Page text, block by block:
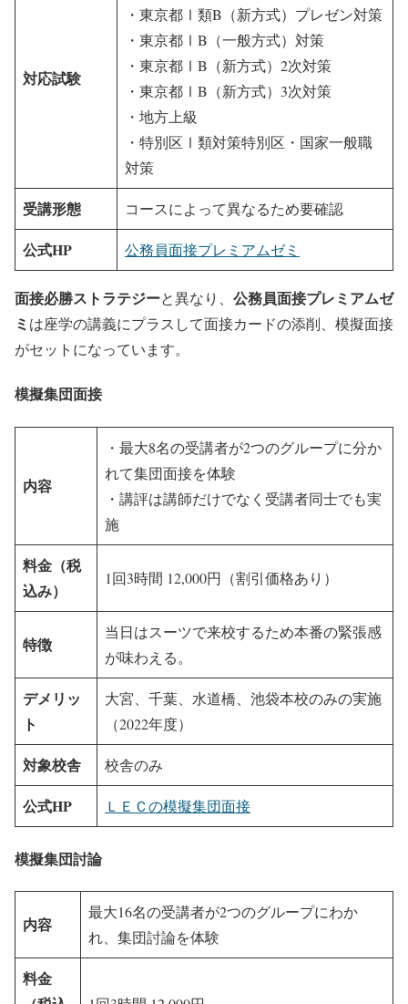
対応試験
・東京都Ⅰ類B（新方式）プレゼン対策
・東京都ⅠB（一般方式）対策
・東京都ⅠB（新方式）2次対策
・東京都ⅠB（新方式）3次対策
・地方上級
・特別区Ⅰ類対策特別区・国家一般職
対策
受講形態 コースによって異なるため要確認
公式HP 公務員面接プレミアムゼミ
面接必勝ストラテジーと異なり、 公務員面接プレミアムゼ
ミ は座学の講義にプラスして面接カードの添削、模擬面接
がセットになっています。
模擬集団面接
内容
・最大8名の受講者が2つのグループに分か
れて集団面接を体験
・講評は講師だけでなく受講者同士でも実
施
料金（税
込み）
1回3時間 12,000円（割引価格あり）
特徴
当日はスーツで来校するため本番の緊張感
が味わえる。
デメリッ
ト
大宮、千葉、水道橋、池袋本校のみの実施
（2022年度）
対象校舎 校舎のみ
公式HP ＬＥＣの模擬集団面接
模擬集団討論
内容
最大16名の受講者が2つのグループにわか
れ、集団討論を体験
料金